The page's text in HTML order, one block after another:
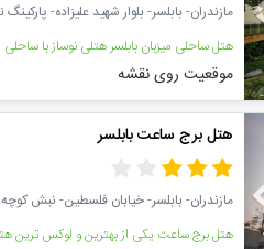
مازندران- بابلسر- بلوار شهید علیزاده-
موقعیت روی نقشه
Previous
هتل برج ساعت بابلسر
مازندران- بابلسر- خیابان فلسطین- نبش
هتل برج ساعت یکی از بهترین و لوکس ترین هتل های 3 ستاره و نوساز در